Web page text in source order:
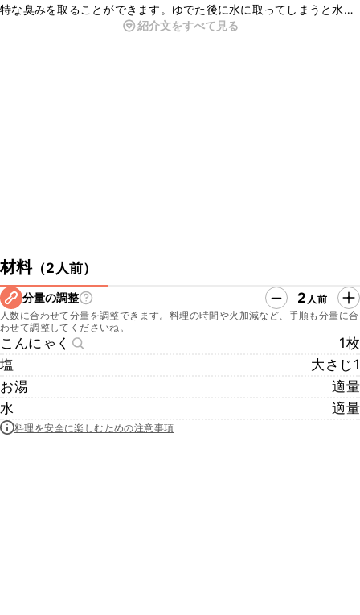
特な臭みを取ることができます。ゆでた後に水に取ってしまうと水っ
ぽくなってしまうため、陸上げの方法を用いると美味しく仕上がりま
紹介文をすべて見る
材料（2人前）
分量の調整 2 人前
人数に合わせて分量を調整できます。料理の時間や火加減など、手順も分量に合
わせて調整してくださいね。
こんにゃく
1枚
塩
大さじ1
お湯
適量
水
適量
料理を安全に楽しむための注意事項